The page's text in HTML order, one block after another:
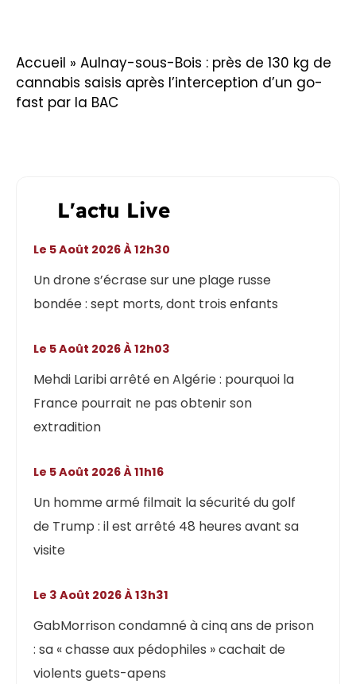
Accueil » Aulnay-sous-Bois : près de 130 kg de
cannabis saisis après l’interception d’un go-
fast par la BAC
L'actu Live
Un drone s’écrase sur une plage russe
bondée : sept morts, dont trois enfants
Le 5 Août 2026 À 12h30
Mehdi Laribi arrêté en Algérie : pourquoi la
France pourrait ne pas obtenir son
extradition
Le 5 Août 2026 À 12h03
Un homme armé filmait la sécurité du golf
de Trump : il est arrêté 48 heures avant sa
visite
Le 5 Août 2026 À 11h16
GabMorrison condamné à cinq ans de prison
: sa « chasse aux pédophiles » cachait de
violents guets-apens
Le 3 Août 2026 À 13h31